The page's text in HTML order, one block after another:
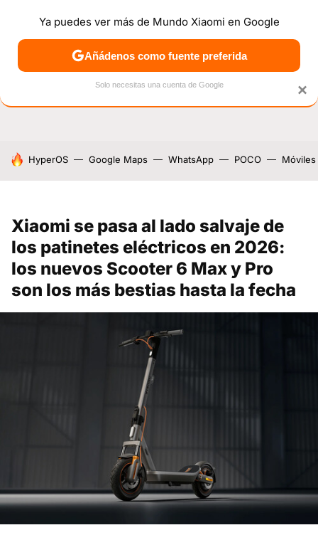
NOTICIAS MÓVILES TUTORIALES OFERTAS
HOY SE HABLA DE
HyperOS Google Maps WhatsApp POCO Móviles
Xiaomi se pasa al lado salvaje de
los patinetes eléctricos en 2026:
los nuevos Scooter 6 Max y Pro
son los más bestias hasta la fecha
×
Ya puedes ver más de Mundo Xiaomi en Google
Añádenos como fuente preferida
Solo necesitas una cuenta de Google